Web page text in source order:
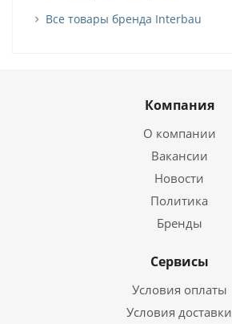
Все товары бренда Interbau
Компания
О компании
Вакансии
Новости
Политика
Бренды
Сервисы
Условия оплаты
Условия доставки